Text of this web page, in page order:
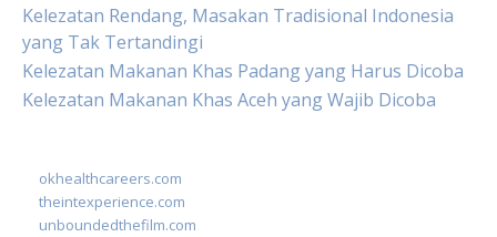
Kelezatan Rendang, Masakan Tradisional Indonesia
yang Tak Tertandingi
Kelezatan Makanan Khas Padang yang Harus Dicoba
Kelezatan Makanan Khas Aceh yang Wajib Dicoba
okhealthcareers.com
theintexperience.com
unboundedthefilm.com